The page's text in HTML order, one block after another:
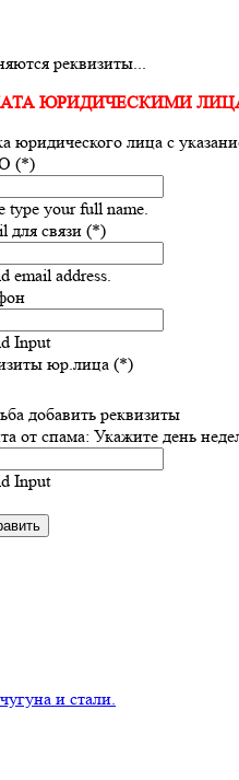
реквизиты...
ЮРИДИЧЕСКИМИ
юридического лица с
(*)
type your full name.
для связи (*)
email address.
Input
юр.лица (*)
добавить реквизиты
от спама: Укажите день
Input
и стали.